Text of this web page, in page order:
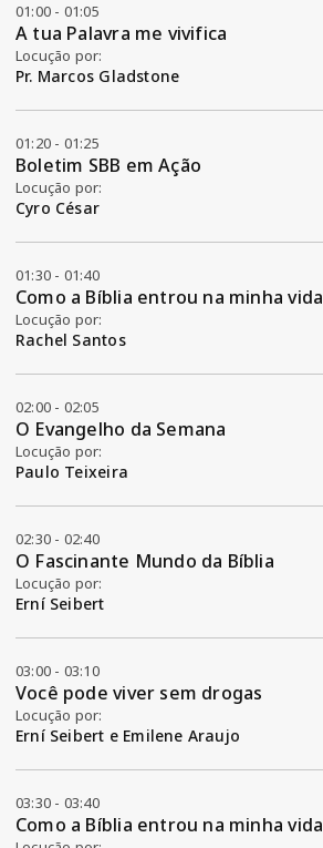
01:00 - 01:05
A tua Palavra me vivifica
Locução por:
Pr. Marcos Gladstone
01:20 - 01:25
Boletim SBB em Ação
Locução por:
Cyro César
01:30 - 01:40
Como a Bíblia entrou na minha vida
Locução por:
Rachel Santos
02:00 - 02:05
O Evangelho da Semana
Locução por:
Paulo Teixeira
02:30 - 02:40
O Fascinante Mundo da Bíblia
Locução por:
Erní Seibert
03:00 - 03:10
Você pode viver sem drogas
Locução por:
Erní Seibert e Emilene Araujo
03:30 - 03:40
Como a Bíblia entrou na minha vida